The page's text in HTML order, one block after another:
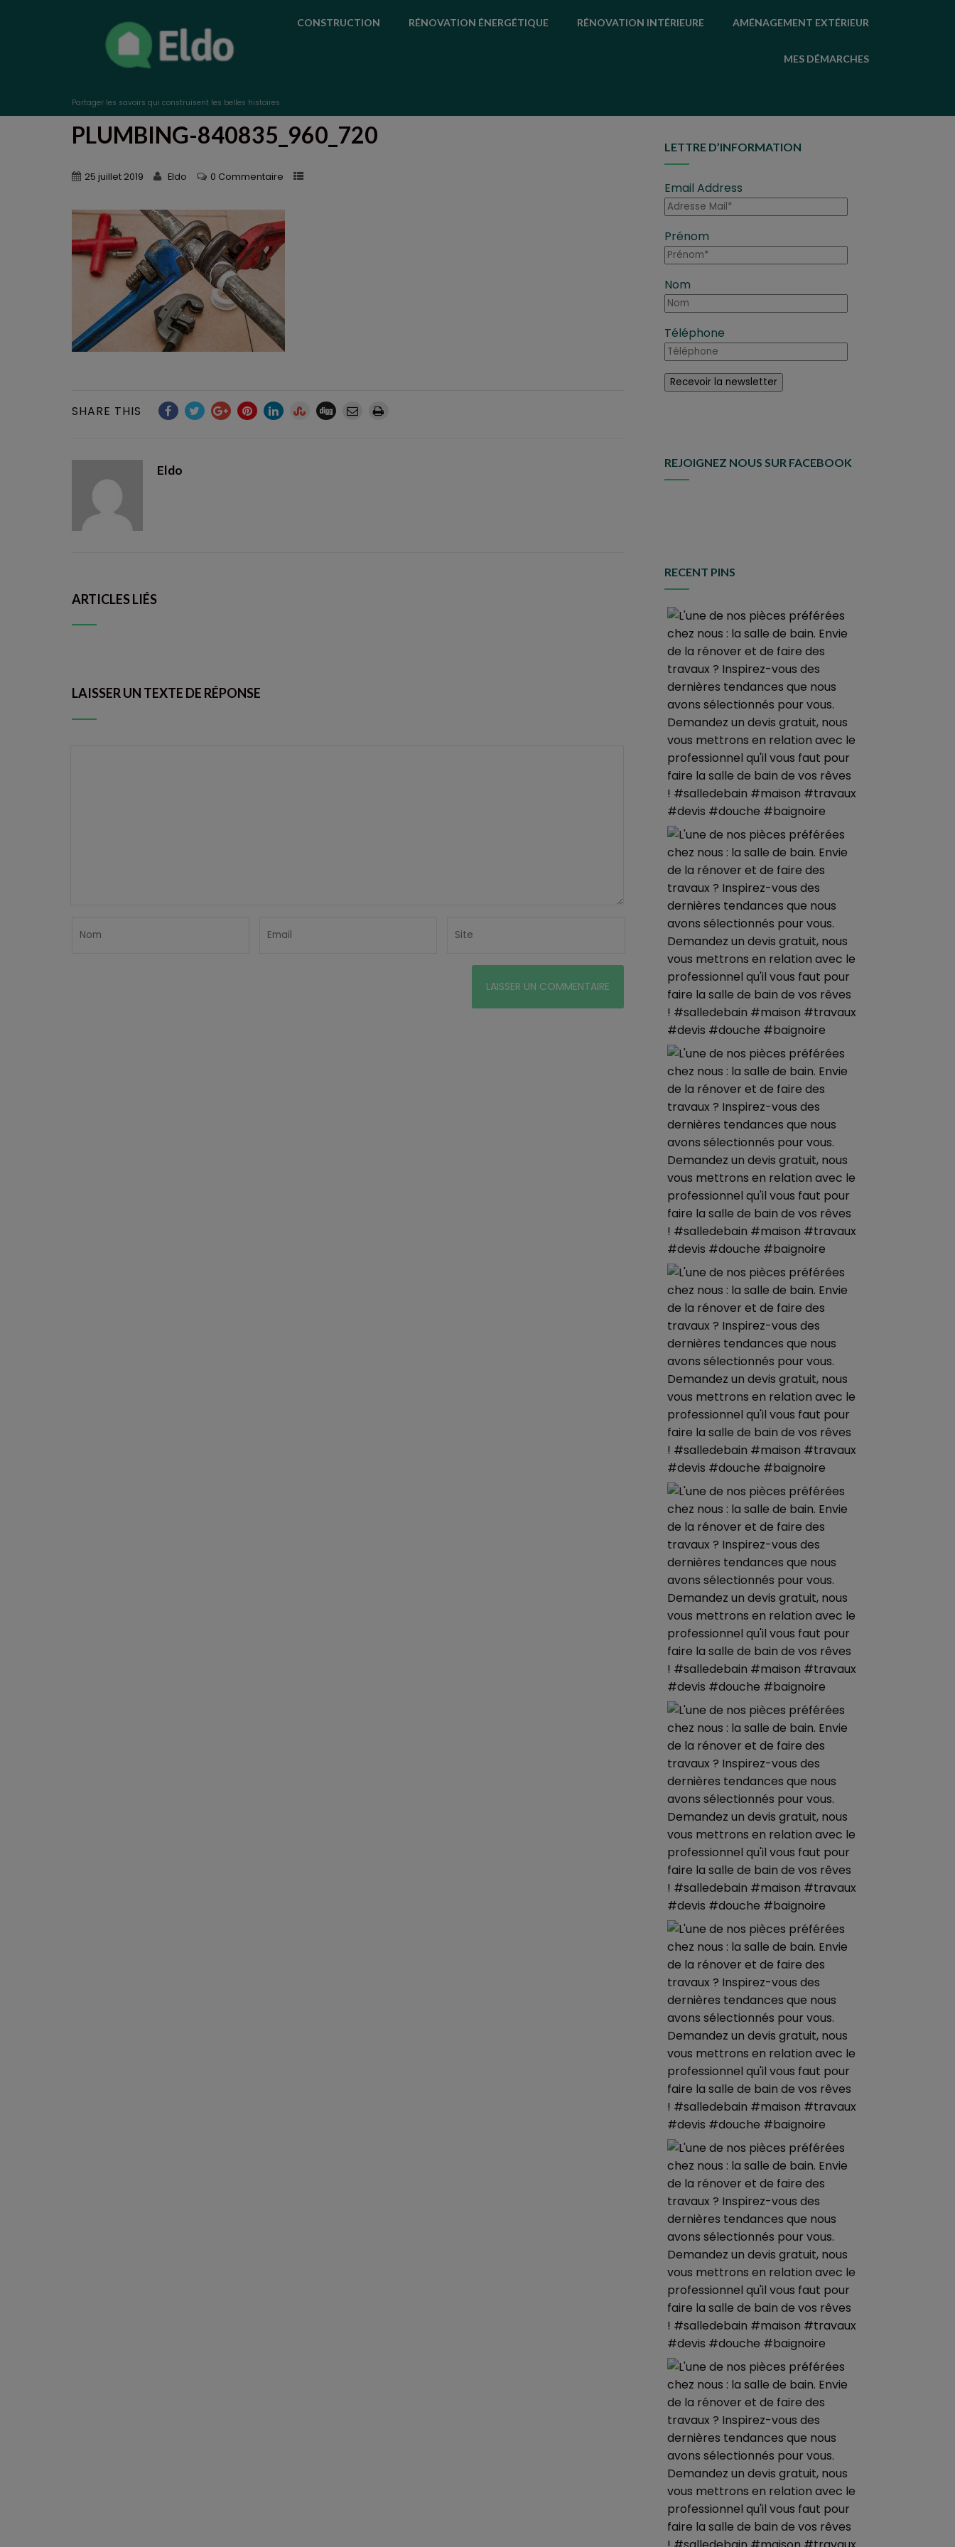
Partager les savoirs qui construisent les belles histoires
CONSTRUCTION RÉNOVATION ÉNERGÉTIQUE RÉNOVATION INTÉRIEURE AMÉNAGEMENT EXTÉRIEUR
MES DÉMARCHES
PLUMBING-840835_960_720
25 juillet 2019 Eldo 0 Commentaire
SHARE THIS
Eldo
ARTICLES LIÉS
LAISSER UN TEXTE DE RÉPONSE
LETTRE D’INFORMATION
Email Address
Prénom
Nom
Téléphone
REJOIGNEZ NOUS SUR FACEBOOK
RECENT PINS